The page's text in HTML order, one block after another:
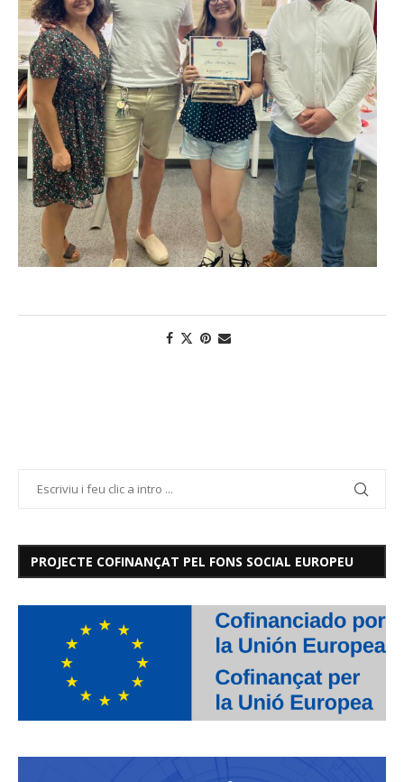
PROJECTE COFINANÇAT PEL FONS SOCIAL EUROPEU